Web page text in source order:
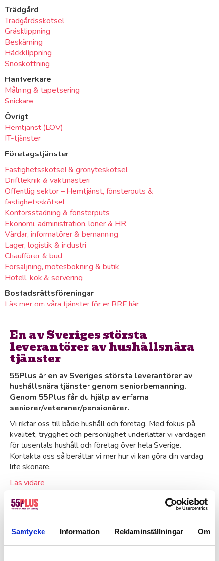
Samtycke Information Reklaminställningar Om
Trädgård
Trädgårdsskötsel
Gräsklippning
Beskärning
Häckklippning
Snöskottning
Hantverkare
Målning & tapetsering
Snickare
Övrigt
Hemtjänst (LOV)
IT-tjänster
Företagstjänster
Fastighetsskötsel & grönyteskötsel
Driftteknik & vaktmästeri
Offentlig sektor – Hemtjänst, fönsterputs &
fastighetsskötsel
Kontorsstädning & fönsterputs
Ekonomi, administration, löner & HR
Värdar, informatörer & bemanning
Lager, logistik & industri
Chaufförer & bud
Försäljning, mötesbokning & butik
Hotell, kök & servering
Bostadsrättsföreningar
Läs mer om våra tjänster för er BRF här
En av Sveriges största
leverantörer av hushållsnära
tjänster
55Plus är en av Sveriges största leverantörer av
hushållsnära tjänster genom seniorbemanning.
Genom 55Plus får du hjälp av erfarna
seniorer/veteraner/pensionärer.
Vi riktar oss till både hushåll och företag. Med fokus på
kvalitet, trygghet och personlighet underlättar vi vardagen
för tusentals hushåll och företag över hela Sverige.
Kontakta oss så berättar vi mer hur vi kan göra din vardag
lite skönare.
Läs vidare
Företag / B2B
55Plus är er leverantör för
genom
seniorbemanning. Hos oss får ni hjälp av erfarna